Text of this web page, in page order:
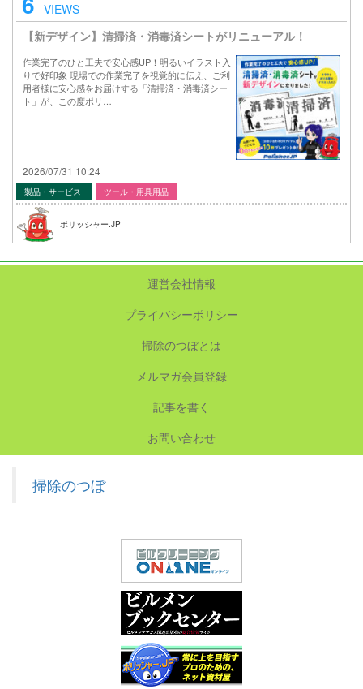
VIEWS
【新デザイン】清掃済・消毒済シートがリニューアル！
作業完了のひと工夫で安心感UP！明るいイラスト入
りで好印象 現場での作業完了を視覚的に伝え、ご利
用者様に安心感をお届けする「清掃済・消毒済シー
ト」が、この度ポリ…
2026/07/31 10:24
製品・サービス ツール・用具用品
ポリッシャー.JP
運営会社情報
プライバシーポリシー
掃除のつぼとは
メルマガ会員登録
記事を書く
お問い合わせ
掃除のつぼ